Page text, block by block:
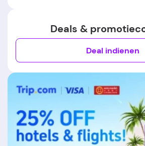
Deals &
Deal indienen